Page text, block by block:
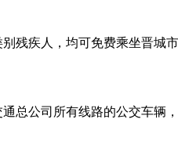
残疾人，均可免费乘坐晋城
总公司所有线路的公交车辆，